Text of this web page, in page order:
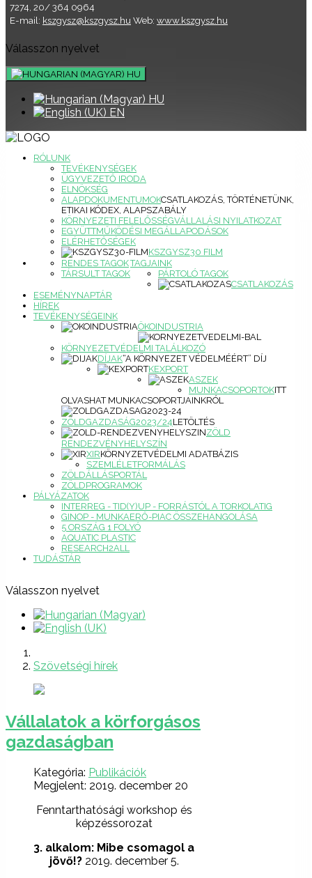
7274, 20/ 364 0964
E-mail: kszgysz@kszgysz.hu Web: www.kszgysz.hu
Válasszon nyelvet
HU
HU
EN
RÓLUNK
TEVÉKENYSÉGEK
ÜGYVEZETŐ IRODA
ELNÖKSÉG
ALAPDOKUMENTUMOKCSATLAKOZÁS, TÖRTÉNETÜNK,
ETIKAI KÓDEX, ALAPSZABÁLY
KÖRNYEZETI FELELŐSSÉGVÁLLALÁSI NYILATKOZAT
EGYÜTTMŰKÖDÉSI MEGÁLLAPODÁSOK
ELÉRHETŐSÉGEK
KSZGYSZ30 FILM
TAGJAINK
RENDES TAGOK
TÁRSULT TAGOK
PÁRTOLÓ TAGOK
CSATLAKOZÁS
ESEMÉNYNAPTÁR
HÍREK
TEVÉKENYSÉGEINK
ÖKOINDUSTRIA
KÖRNYEZETVÉDELMI TALÁLKOZÓ
DÍJAK“A KÖRNYEZET VÉDELMÉÉRT” DÍJ
KEXPORT
ASZEK
MUNKACSOPORTOKITT
OLVASHAT MUNKACSOPORTJAINKRÓL
ZÖLDGAZDASÁG2023/24LETÖLTÉS
ZÖLD
RENDEZVÉNYHELYSZÍN
XIRKÖRNYZETVÉDELMI ADATBÁZIS
SZEMLÉLETFORMÁLÁS
ZÖLDÁLLÁSPORTÁL
ZÖLDPROGRAMOK
PÁLYÁZATOK
INTERREG - TID(Y)UP - FORRÁSTÓL A TORKOLATIG
GINOP - MUNKAERŐ-PIAC ÖSSZEHANGOLÁSA
5 ORSZÁG 1 FOLYÓ
AQUATIC PLASTIC
RESEARCH2ALL
TUDÁSTÁR
Válasszon nyelvet
Szövetségi hírek
Vállalatok a körforgásos
gazdaságban
Kategória: Publikációk
Megjelent: 2019. december 20
Fenntarthatósági workshop és
képzéssorozat
3. alkalom: Mibe csomagol a
jövő!?2019. december 5.